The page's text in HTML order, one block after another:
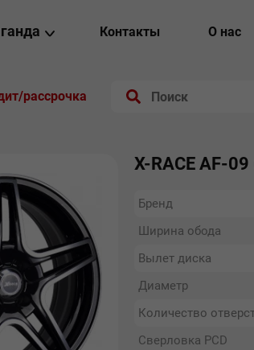
Контакты О нас
рассрочка
X-RACE AF-
Бренд
Ширина обода
Вылет диска
Диаметр
Количество
Сверловка PCD